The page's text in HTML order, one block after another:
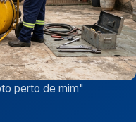
perto de mim"